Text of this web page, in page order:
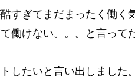
すぎてまだまったく働く
働けない。。。と言って
したいと言い出しました。